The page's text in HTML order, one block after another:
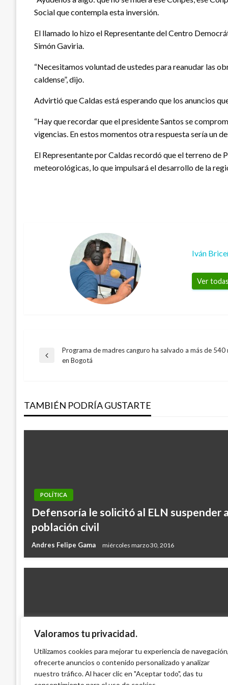
Valoramos tu privacidad.
Utilizamos cookies para mejorar tu experiencia de navegación,
ofrecerte anuncios o contenido personalizado y analizar
nuestro tráfico. Al hacer clic en "Aceptar todo", das tu
Social que contempla esta inversión.
El llamado lo hizo el Representante del Centro
Simón Gaviria.
“Necesitamos voluntad de ustedes para reanudar las
caldense”, dijo.
Advirtió que Caldas está esperando que los anuncios
“Hay que recordar que el presidente Santos se
vigencias. En estos momentos otra respuesta sería un
El Representante por Caldas recordó que el terreno de
meteorológicas, lo que impulsará el desarrollo de la
Iván
Ver
Navegación
entradas
Entrada
Programa de madres canguro ha salvado a más de
en Bogotá
TAMBIÉN PODRÍA GUSTARTE
POLÍTICA
Defensoría le solicitó al ELN suspender
población civil
Andres Felipe Gama miércoles marzo 30, 2016
PANORAMA NACIONAL
Las Farc y Gobierno abordan
guerrilla
Iván Briceño lunes agosto 12, 2013